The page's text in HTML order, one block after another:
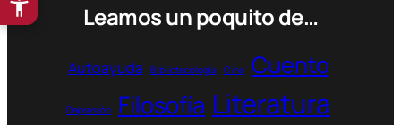
Leamos un poquito de…
Autoayuda Bibliotecología Cine Cuento
Depresión Filosofía Literatura